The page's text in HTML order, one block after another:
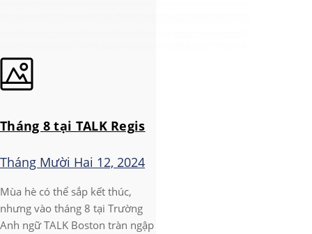
Tháng 8 tại TALK Regis
Tháng Mười Hai 12, 2024
Mùa hè có thể sắp kết thúc,
nhưng vào tháng 8 tại Trường
Anh ngữ TALK Boston tràn ngập